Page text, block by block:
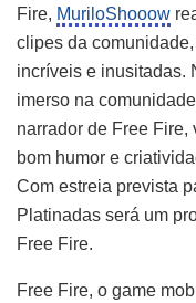
Fire, MuriloShooow
clipes da
incríveis e inusitadas.
imerso na
narrador de Free Fire,
bom humor e
Com estreia prevista
Platinadas será um
Free Fire.
Free Fire, o game